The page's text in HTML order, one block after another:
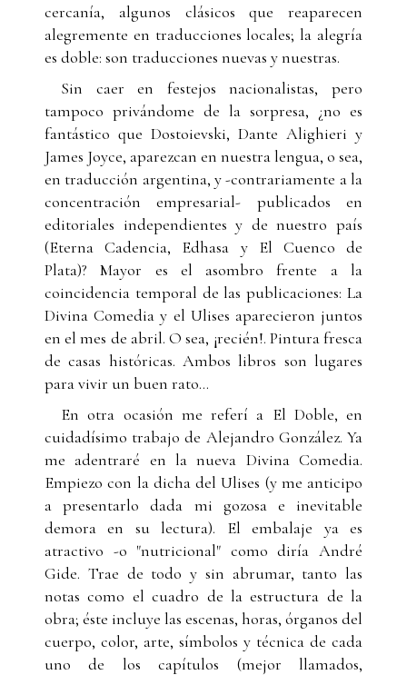
cercanía, algunos clásicos que reaparecen
alegremente en traducciones locales; la alegría
es doble: son traducciones nuevas y nuestras.
Sin caer en festejos nacionalistas, pero
tampoco privándome de la sorpresa, ¿no es
fantástico que Dostoievski, Dante Alighieri y
James Joyce, aparezcan en nuestra lengua, o sea,
en traducción argentina, y -contrariamente a la
concentración empresarial- publicados en
editoriales independientes y de nuestro país
(Eterna Cadencia, Edhasa y El Cuenco de
Plata)? Mayor es el asombro frente a la
coincidencia temporal de las publicaciones: La
Divina Comedia y el Ulises aparecieron juntos
en el mes de abril. O sea, ¡recién!. Pintura fresca
de casas históricas. Ambos libros son lugares
para vivir un buen rato...
En otra ocasión me referí a El Doble, en
cuidadísimo trabajo de Alejandro González. Ya
me adentraré en la nueva Divina Comedia.
Empiezo con la dicha del Ulises (y me anticipo
a presentarlo dada mi gozosa e inevitable
demora en su lectura). El embalaje ya es
atractivo -o "nutricional" como diría André
Gide. Trae de todo y sin abrumar, tanto las
notas como el cuadro de la estructura de la
obra; éste incluye las escenas, horas, órganos del
cuerpo, color, arte, símbolos y técnica de cada
uno de los capítulos (mejor llamados,